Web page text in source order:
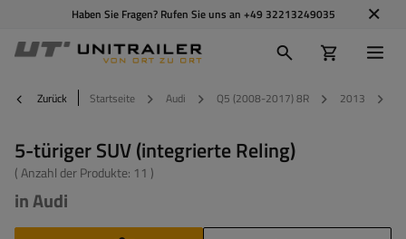
Haben Sie Fragen? Rufen Sie uns an +49 32213249035
Zurück Startseite Audi Q5 (2008-2017) 8R 2013
5-türiger SUV (integrierte Reling)
( Anzahl der Produkte: 11 )
in Audi